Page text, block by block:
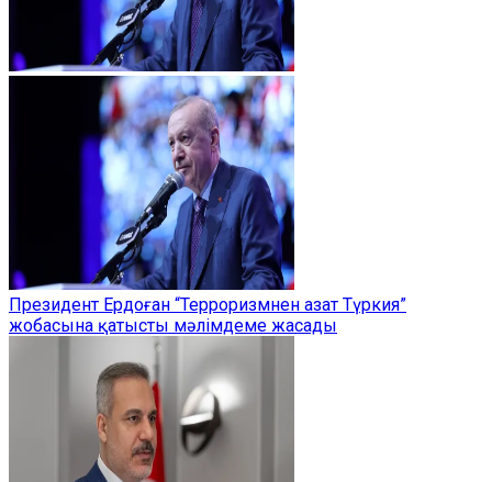
Президент Ердоған “Терроризмнен азат Түркия”
жобасына қатысты мәлімдеме жасады